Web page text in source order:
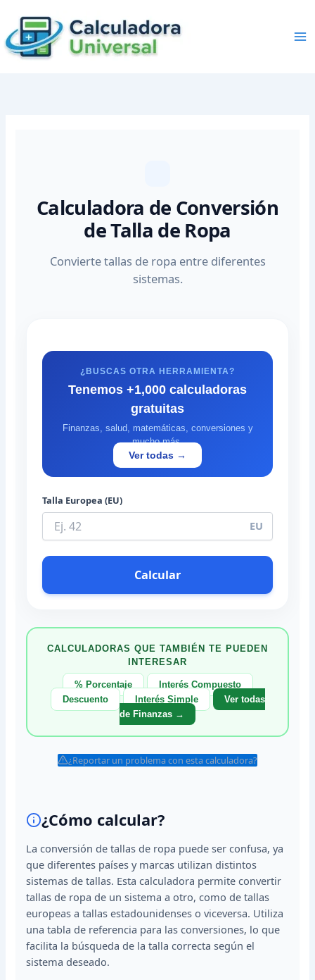
content
Calculadora de Conversión
de Talla de Ropa
Convierte tallas de ropa entre diferentes
sistemas.
¿BUSCAS OTRA HERRAMIENTA?
Tenemos +1,000 calculadoras
gratuitas
Finanzas, salud, matemáticas, conversiones y
mucho más.
Ver todas →
Talla Europea (EU)
EU
Calcular
CALCULADORAS QUE TAMBIÉN TE PUEDEN
INTERESAR
% Porcentaje
Interés Compuesto
Descuento
Interés Simple
Ver todas
de Finanzas →
¿Reportar un problema con esta calculadora?
¿Cómo calcular?
La conversión de tallas de ropa puede ser confusa, ya
que diferentes países y marcas utilizan distintos
sistemas de tallas. Esta calculadora permite convertir
tallas de ropa de un sistema a otro, como de tallas
europeas a tallas estadounidenses o viceversa. Utiliza
una tabla de referencia para las conversiones, lo que
facilita la búsqueda de la talla correcta según el
sistema deseado.